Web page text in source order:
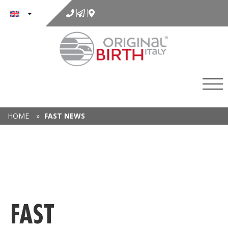
content
HOME » FAST NEWS
FAST